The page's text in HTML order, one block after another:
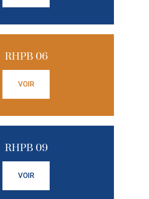
RHPB 06
VOIR
RHPB 09
VOIR